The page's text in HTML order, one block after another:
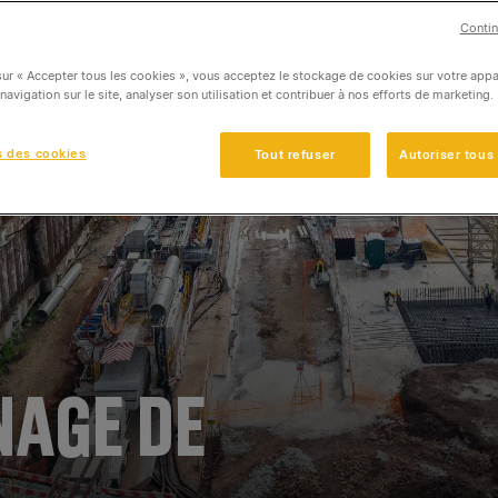
DE
« Accepter tous les cookies », vous acceptez le stockage de cookies sur votre
sur le site, analyser son utilisation et contribuer à nos efforts de marketing.
Tout refuser Autoriser tous
des cookies